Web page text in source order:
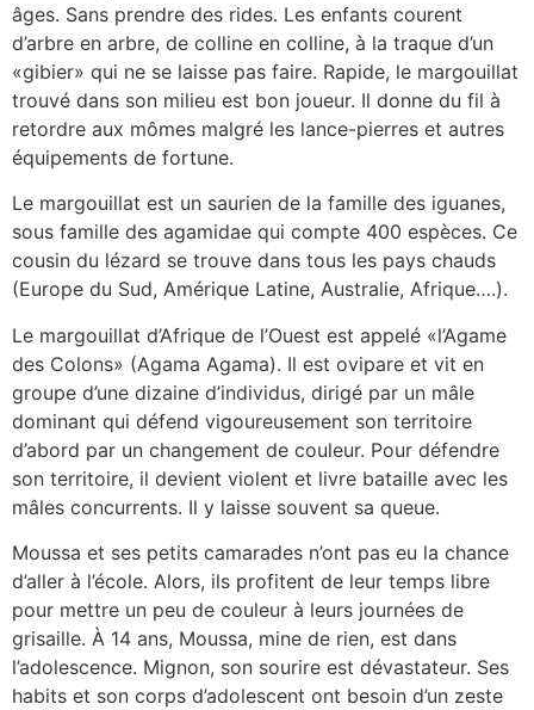
âges. Sans prendre des rides. Les enfants courent
d’arbre en arbre, de colline en colline, à la traque d’un
«gibier» qui ne se laisse pas faire. Rapide, le margouillat
trouvé dans son milieu est bon joueur. Il donne du fil à
retordre aux mômes malgré les lance-pierres et autres
équipements de fortune.
Le margouillat est un saurien de la famille des iguanes,
sous famille des agamidae qui compte 400 espèces. Ce
cousin du lézard se trouve dans tous les pays chauds
(Europe du Sud, Amérique Latine, Australie, Afrique….).
Le margouillat d’Afrique de l’Ouest est appelé «l’Agame
des Colons» (Agama Agama). Il est ovipare et vit en
groupe d’une dizaine d’individus, dirigé par un mâle
dominant qui défend vigoureusement son territoire
d’abord par un changement de couleur. Pour défendre
son territoire, il devient violent et livre bataille avec les
mâles concurrents. Il y laisse souvent sa queue.
Moussa et ses petits camarades n’ont pas eu la chance
d’aller à l’école. Alors, ils profitent de leur temps libre
pour mettre un peu de couleur à leurs journées de
grisaille. À 14 ans, Moussa, mine de rien, est dans
l’adolescence. Mignon, son sourire est dévastateur. Ses
habits et son corps d’adolescent ont besoin d’un zeste